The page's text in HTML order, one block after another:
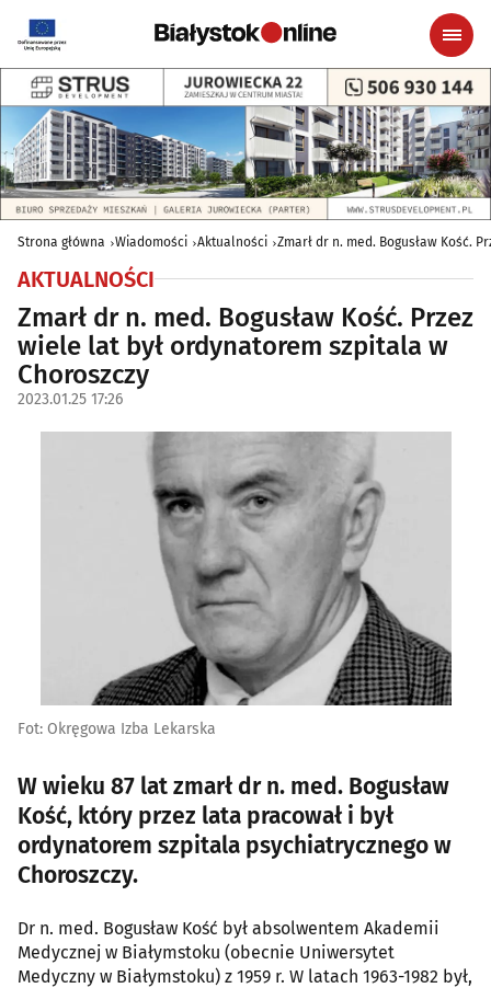
Strona główna Wiadomości Aktualności Zmarł dr n. med. Bogusław Kość.
AKTUALNOŚCI
Zmarł dr n. med. Bogusław Kość. Przez
wiele lat był ordynatorem szpitala w
Choroszczy
2023.01.25 17:26
Fot: Okręgowa Izba Lekarska
W wieku 87 lat zmarł dr n. med. Bogusław
Kość, który przez lata pracował i był
ordynatorem szpitala psychiatrycznego w
Choroszczy.
Dr n. med. Bogusław Kość był absolwentem Akademii
Medycznej w Białymstoku (obecnie Uniwersytet
Medyczny w Białymstoku) z 1959 r. W latach 1963-1982 był,